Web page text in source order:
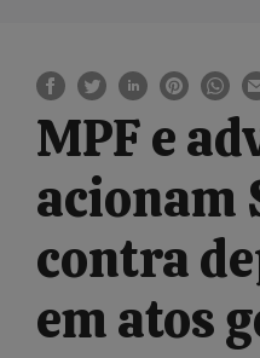
MPF e
acionam
contra
em atos